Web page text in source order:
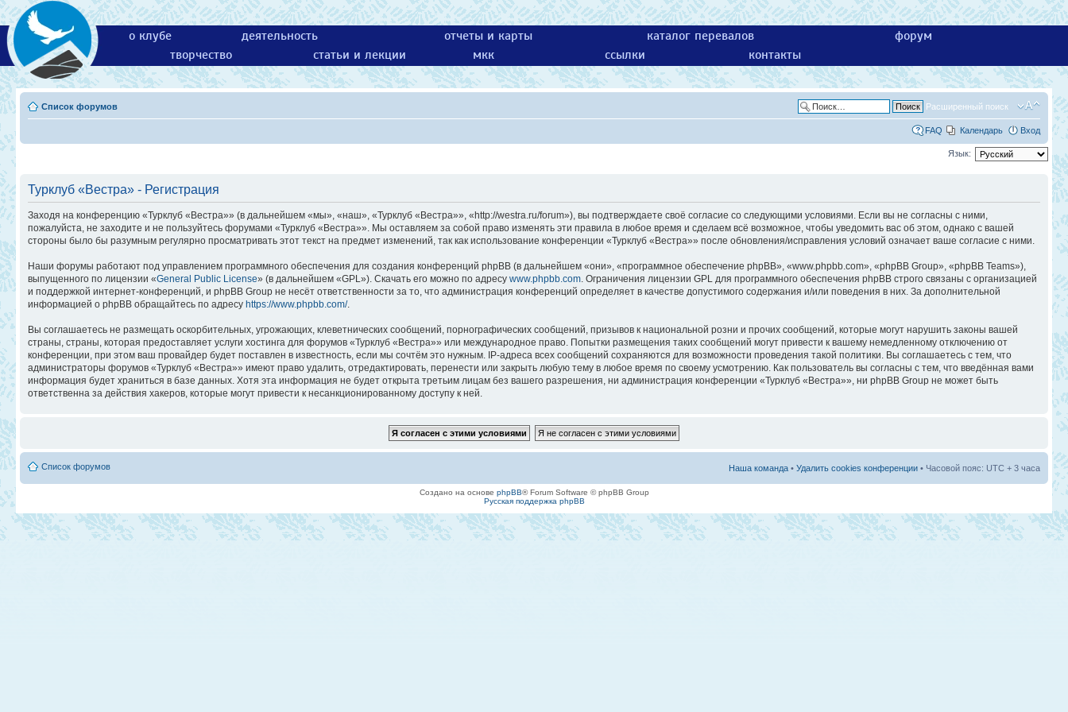
о клубе деятельность отчеты и карты каталог перевалов
форум
творчество
статьи и лекции мкк ссылки контакты
Список форумов Расширенный поиск
FAQ Календарь Вход
Язык:
Турклуб «Вестра» - Регистрация
Заходя на конференцию «Турклуб «Вестра»» (в дальнейшем «мы», «наш», «Турклуб «Вестра»», «http://westra.ru/forum»), вы подтверждаете своё согласие со следующими условиями. Если вы не согласны с ними,
пожалуйста, не заходите и не пользуйтесь форумами «Турклуб «Вестра»». Мы оставляем за собой право изменять эти правила в любое время и сделаем всё возможное, чтобы уведомить вас об этом, однако с вашей
стороны было бы разумным регулярно просматривать этот текст на предмет изменений, так как использование конференции «Турклуб «Вестра»» после обновления/исправления условий означает ваше согласие с ними.
Наши форумы работают под управлением программного обеспечения для создания конференций phpBB (в дальнейшем «они», «программное обеспечение phpBB», «www.phpbb.com», «phpBB Group», «phpBB Teams»),
выпущенного по лицензии «General Public License» (в дальнейшем «GPL»). Скачать его можно по адресу www.phpbb.com. Ограничения лицензии GPL для программного обеспечения phpBB строго связаны с организацией
и поддержкой интернет-конференций, и phpBB Group не несёт ответственности за то, что администрация конференций определяет в качестве допустимого содержания и/или поведения в них. За дополнительной
информацией о phpBB обращайтесь по адресу https://www.phpbb.com/.
Вы соглашаетесь не размещать оскорбительных, угрожающих, клеветнических сообщений, порнографических сообщений, призывов к национальной розни и прочих сообщений, которые могут нарушить законы вашей
страны, страны, которая предоставляет услуги хостинга для форумов «Турклуб «Вестра»» или международное право. Попытки размещения таких сообщений могут привести к вашему немедленному отключению от
конференции, при этом ваш провайдер будет поставлен в известность, если мы сочтём это нужным. IP-адреса всех сообщений сохраняются для возможности проведения такой политики. Вы соглашаетесь с тем, что
администраторы форумов «Турклуб «Вестра»» имеют право удалить, отредактировать, перенести или закрыть любую тему в любое время по своему усмотрению. Как пользователь вы согласны с тем, что введённая вами
информация будет храниться в базе данных. Хотя эта информация не будет открыта третьим лицам без вашего разрешения, ни администрация конференции «Турклуб «Вестра»», ни phpBB Group не может быть
ответственна за действия хакеров, которые могут привести к несанкционированному доступу к ней.
Список форумов Наша команда • Удалить cookies конференции • Часовой пояс: UTC + 3 часа
Создано на основе phpBB® Forum Software © phpBB Group
Русская поддержка phpBB